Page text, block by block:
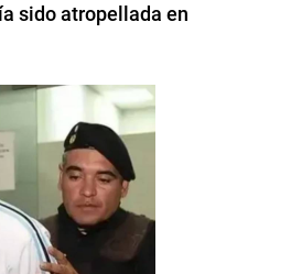
sido atropellada en